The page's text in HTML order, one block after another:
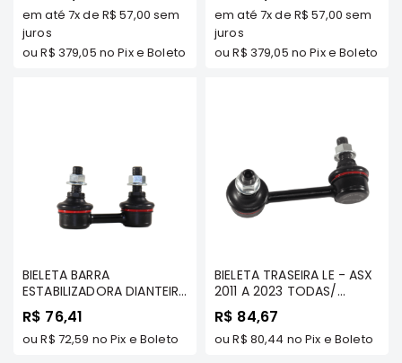
Motor
Suspensão
Acessórios
Suspensão
Correias
TODAS/ LANCER 2.0
GASOLINA 2011/../ -
TENACITY - ACAMI1004
em até 7xde R$ 57,00 sem
juros
ouR$ 379,05 no Pix e Boleto
TODAS/ LANCER 2.0
GASOLINA 2011/... -
TENACITY - ACAMI1003
em até 7xde R$ 57,00 sem
juros
ouR$ 379,05 no Pix e Boleto
BIELETA BARRA
ESTABILIZADORA DIANTEIRA
- PAJERO TR4 2000 A 2015
TODOS MODELOS/
PAJERO IO TODOS
R$ 76,41
ouR$ 72,59 no Pix e Boleto
BIELETA TRASEIRA LE - ASX
2011 A 2023 TODAS/
LANCER 2.0 GASOLINA
2011/../ / OUTLANDER 2007
A 2024 TODOS MODELOS/
R$ 84,67
ouR$ 80,44 no Pix e Boleto